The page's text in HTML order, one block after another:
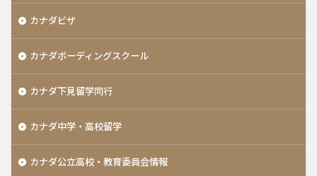
カナダビザ
カナダボーディングスクール
カナダ下見留学同行
カナダ中学・高校留学
カナダ公立高校・教育委員会情報